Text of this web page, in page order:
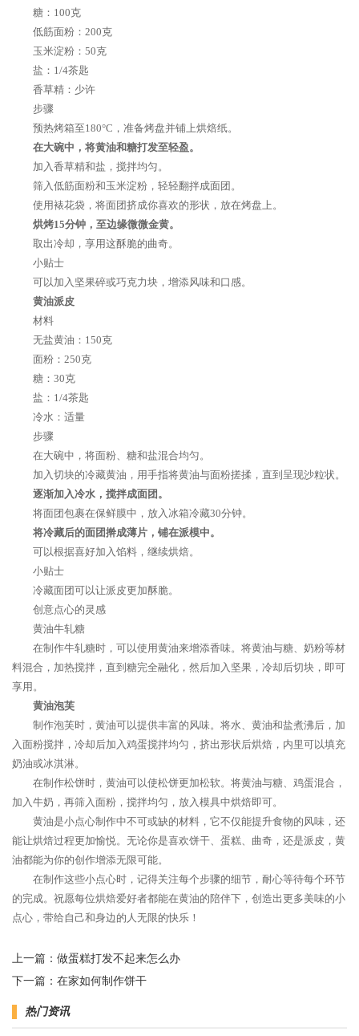
糖：100克
低筋面粉：200克
玉米淀粉：50克
盐：1/4茶匙
香草精：少许
步骤
预热烤箱至180°C，准备烤盘并铺上烘焙纸。
在大碗中，将黄油和糖打发至轻盈。
加入香草精和盐，搅拌均匀。
筛入低筋面粉和玉米淀粉，轻轻翻拌成面团。
使用裱花袋，将面团挤成你喜欢的形状，放在烤盘上。
烘烤15分钟，至边缘微微金黄。
取出冷却，享用这酥脆的曲奇。
小贴士
可以加入坚果碎或巧克力块，增添风味和口感。
黄油派皮
材料
无盐黄油：150克
面粉：250克
糖：30克
盐：1/4茶匙
冷水：适量
步骤
在大碗中，将面粉、糖和盐混合均匀。
加入切块的冷藏黄油，用手指将黄油与面粉搓揉，直到呈现沙粒状。
逐渐加入冷水，搅拌成面团。
将面团包裹在保鲜膜中，放入冰箱冷藏30分钟。
将冷藏后的面团擀成薄片，铺在派模中。
可以根据喜好加入馅料，继续烘焙。
小贴士
冷藏面团可以让派皮更加酥脆。
创意点心的灵感
黄油牛轧糖
在制作牛轧糖时，可以使用黄油来增添香味。将黄油与糖、奶粉等材
料混合，加热搅拌，直到糖完全融化，然后加入坚果，冷却后切块，即可
享用。
黄油泡芙
制作泡芙时，黄油可以提供丰富的风味。将水、黄油和盐煮沸后，加
入面粉搅拌，冷却后加入鸡蛋搅拌均匀，挤出形状后烘焙，内里可以填充
奶油或冰淇淋。
在制作松饼时，黄油可以使松饼更加松软。将黄油与糖、鸡蛋混合，
加入牛奶，再筛入面粉，搅拌均匀，放入模具中烘焙即可。
黄油是小点心制作中不可或缺的材料，它不仅能提升食物的风味，还
能让烘焙过程更加愉悦。无论你是喜欢饼干、蛋糕、曲奇，还是派皮，黄
油都能为你的创作增添无限可能。
在制作这些小点心时，记得关注每个步骤的细节，耐心等待每个环节
的完成。祝愿每位烘焙爱好者都能在黄油的陪伴下，创造出更多美味的小
点心，带给自己和身边的人无限的快乐！
上一篇： 做蛋糕打发不起来怎么办
下一篇： 在家如何制作饼干
热门资讯